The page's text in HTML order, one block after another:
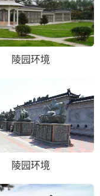
陵园环境
陵园环境